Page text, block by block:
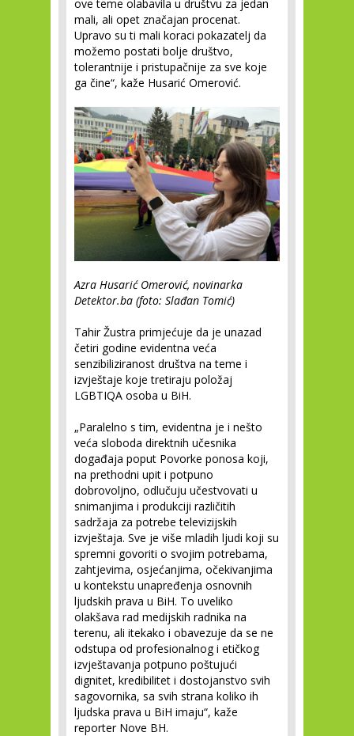
ove teme olabavila u društvu za jedan
mali, ali opet značajan procenat.
Upravo su ti mali koraci pokazatelj da
možemo postati bolje društvo,
tolerantnije i pristupačnije za sve koje
ga čine“, kaže Husarić Omerović.
Azra Husarić Omerović, novinarka
Detektor.ba (foto: Slađan Tomić)
Tahir Žustra primjećuje da je unazad
četiri godine evidentna veća
senzibiliziranost društva na teme i
izvještaje koje tretiraju položaj
LGBTIQA osoba u BiH.
„Paralelno s tim, evidentna je i nešto
veća sloboda direktnih učesnika
događaja poput Povorke ponosa koji,
na prethodni upit i potpuno
dobrovoljno, odlučuju učestvovati u
snimanjima i produkciji različitih
sadržaja za potrebe televizijskih
izvještaja. Sve je više mladih ljudi koji su
spremni govoriti o svojim potrebama,
zahtjevima, osjećanjima, očekivanjima
u kontekstu unapređenja osnovnih
ljudskih prava u BiH. To uveliko
olakšava rad medijskih radnika na
terenu, ali itekako i obavezuje da se ne
odstupa od profesionalnog i etičkog
izvještavanja potpuno poštujući
dignitet, kredibilitet i dostojanstvo svih
sagovornika, sa svih strana koliko ih
ljudska prava u BiH imaju“, kaže
reporter Nove BH.